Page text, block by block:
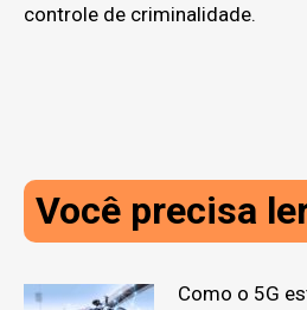
controle de criminalidade.
Você precisa
Como o 5G